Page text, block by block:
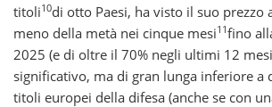
titoli10di otto Paesi, ha visto il suo prezzo
meno della metà nei cinque mesi11fino
2025 (e di oltre il 70% negli ultimi 12
significativo, ma di gran lunga inferiore a
titoli europei della difesa (anche se con